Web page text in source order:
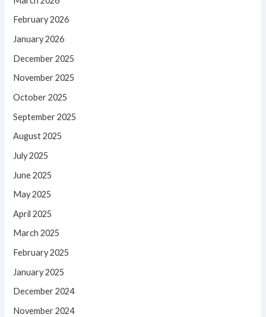
February 2026
January 2026
December 2025
November 2025
October 2025
September 2025
August 2025
July 2025
June 2025
May 2025
April 2025
March 2025
February 2025
January 2025
December 2024
November 2024